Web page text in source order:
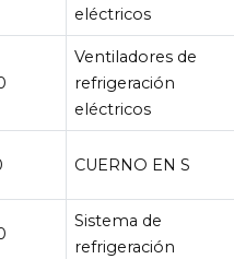
eléctricos
Ventiladores de
refrigeración
eléctricos
CUERNO EN S
Sistema de
refrigeración